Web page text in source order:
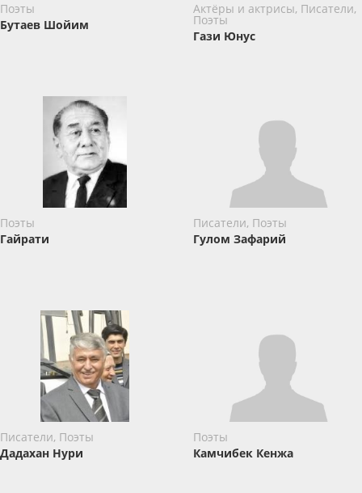
Поэты
Бутаев Шойим
Актёры и актрисы, Писатели,
Поэты
Гази Юнус
Поэты
Гайрати
Писатели, Поэты
Гулом Зафарий
Писатели, Поэты
Дадахан Нури
Поэты
Камчибек Кенжа